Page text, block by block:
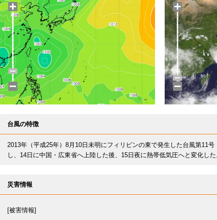
台風の特徴
2013年（平成25年）8月10日未明にフィリピンの東で発生した台風第11
し、14日に中国・広東省へ上陸した後、15日夜に熱帯低気圧へと変化し
災害情報
[被害情報]